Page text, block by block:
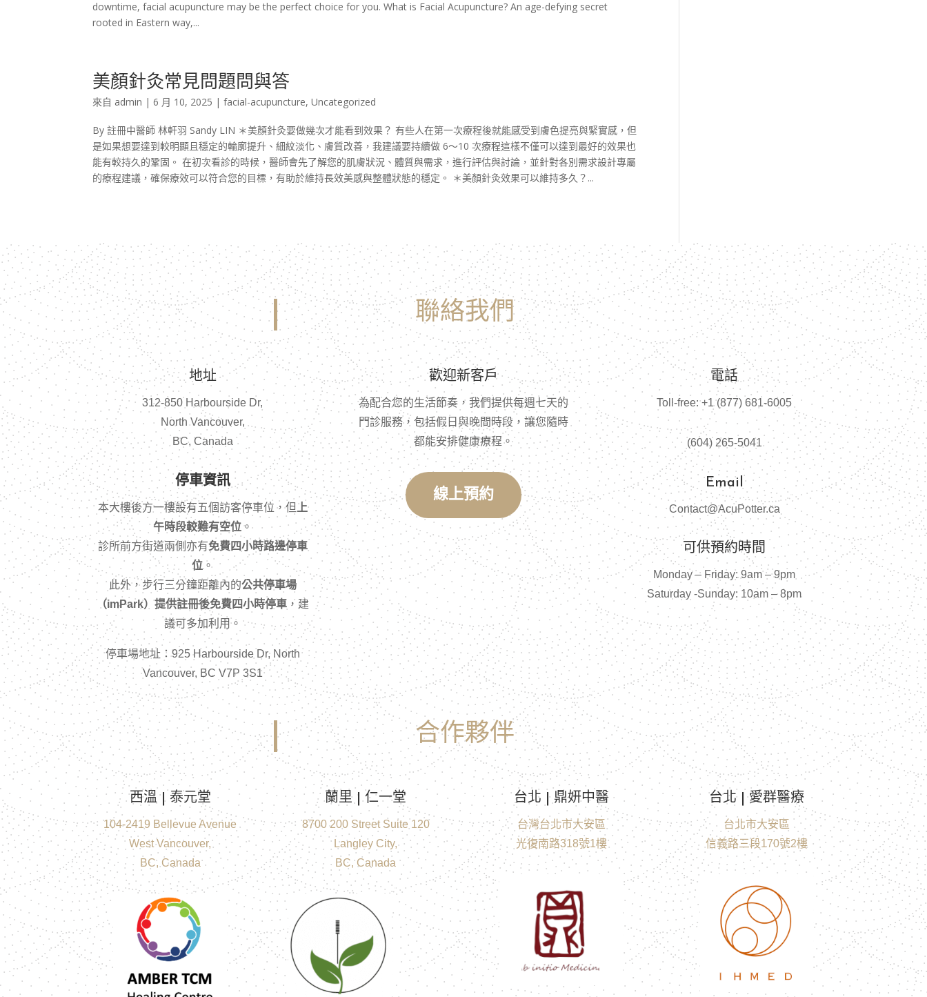
downtime, facial acupuncture may be the perfect choice for you. What is Facial Acupuncture? An age-defying secret
rooted in Eastern way,...
美顏針灸常見問題問與答
來自 admin |6 月 10, 2025 |facial-acupuncture,Uncategorized
By 註冊中醫師 林軒羽 Sandy LIN ＊美顏針灸要做幾次才能看到效果？ 有些人在第一次療程後就能感受到膚色提亮與緊實感，但
是如果想要達到較明顯且穩定的輪廓提升、細紋淡化、膚質改善，我建議要持續做 6～10 次療程這樣不僅可以達到最好的效果也
能有較持久的鞏固。 在初次看診的時候，醫師會先了解您的肌膚狀況、體質與需求，進行評估與討論，並針對各別需求設計專屬
的療程建議，確保療效可以符合您的目標，有助於維持長效美感與整體狀態的穩定。 ＊美顏針灸效果可以維持多久？...
聯絡我們
地址
312-850 Harbourside Dr,
North Vancouver,
BC, Canada
停車資訊
本大樓後方一樓設有五個訪客停車位，但 上
午時段較難有空位。
診所前方街道兩側亦有免費四小時路邊停車
位。
此外，步行三分鐘距離內的公共停車場
（imPark）提供註冊後免費四小時停車 ，建
議可多加利用。
停車場地址：925 Harbourside Dr, North
Vancouver, BC V7P 3S1
歡迎新客戶
為配合您的生活節奏，我們提供每週七天的
門診服務，包括假日與晚間時段，讓您隨時
都能安排健康療程。
線上預約
電話
Toll-free: +1 (877) 681-6005
(604) 265-5041
Email
Contact@AcuPotter.ca
可供預約時間
Monday – Friday: 9am – 9pm
Saturday -Sunday: 10am – 8pm
合作夥伴
西溫 | 泰元堂
104-2419 Bellevue Avenue
West Vancouver,
BC, Canada
蘭里 |仁一堂
8700 200 Street Suite 120
Langley City,
BC, Canada
台北 | 鼎妍中醫
台灣台北市大安區
光復南路318號1樓
台北 | 愛群醫療
台北市大安區
信義路三段170號2樓